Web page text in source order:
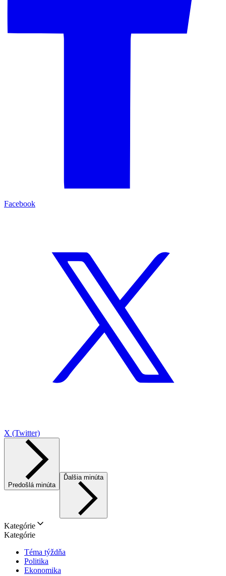
Facebook
X (Twitter)
Predošlá minúta
Ďalšia minúta
Kategórie
Kategórie
Téma týždňa
Politika
Ekonomika